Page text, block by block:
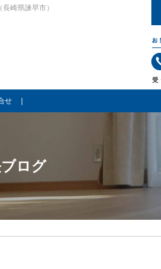
崎県諫早市）
せ
ログ